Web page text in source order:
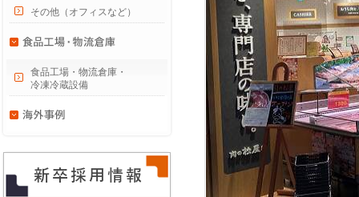
その他（オフィスなど）
食品工場・物流倉庫・
冷凍冷蔵設備